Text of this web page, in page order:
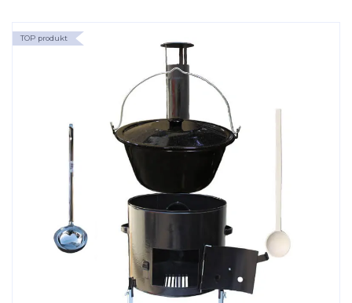
TOP produkt